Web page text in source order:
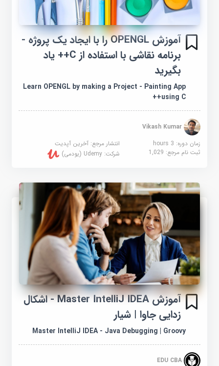
آموزش OPENGL را با ایجاد یک پروژه -
برنامه نقاشی با استفاده از C++ یاد
بگیرید
Learn OPENGL by making a Project - Painting App
using C++
Vikash Kumar
زمان دوره: 3 hours
انتشار مرجع:آخرین آپدیت
ثبت نام مرجع:1,029 شرکت:Udemy (یودمی)
آموزش Master IntelliJ IDEA - اشکال
زدایی جاوا | شیار
Master IntelliJ IDEA - Java Debugging | Groovy
EDU CBA